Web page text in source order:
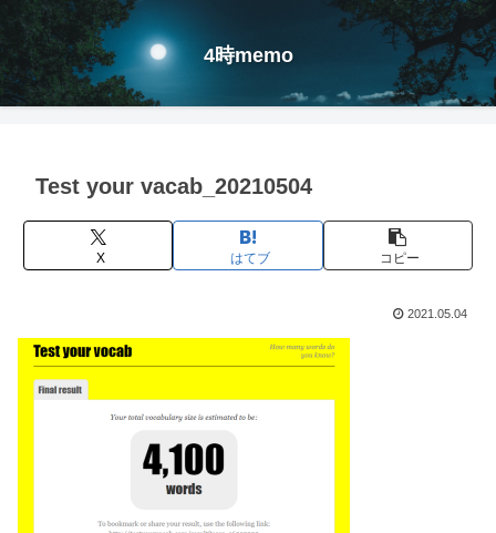
4時memo
Test your vacab_20210504
X はてブ コピー
2021.05.04